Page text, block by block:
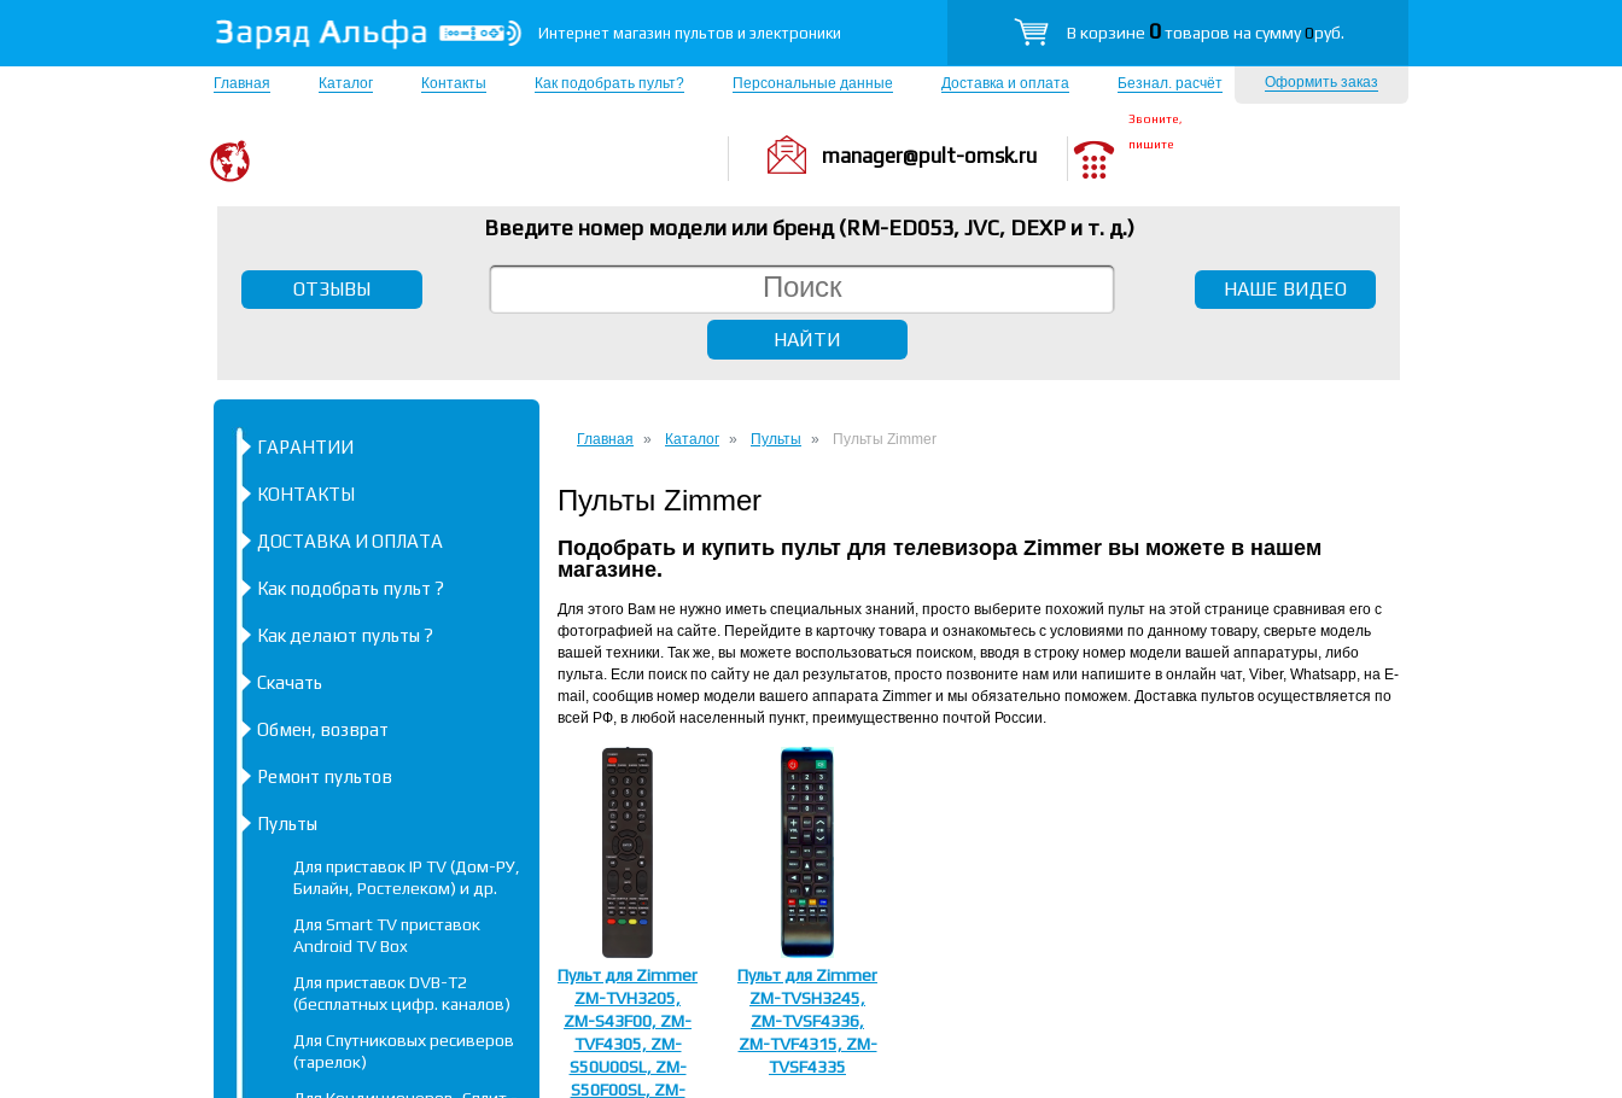
Интернет магазин пультов и электроники В корзине 0товаров на сумму0руб.
Оформить заказ
Главная Каталог Контакты Как подобрать пульт? Персональные данные Доставка и оплата Безнал. расчёт
manager@pult-omsk.ru
Звоните,
пишите
Введите номер модели или бренд (RM-ED053, JVC, DEXP и т. д.)
ОТЗЫВЫ НАШЕ ВИДЕО
Главная Каталог Пульты Пульты Zimmer
Пульты Zimmer
Подобрать и купить пульт для телевизора Zimmer вы можете в нашем
магазине.
Для этого Вам не нужно иметь специальных знаний, просто выберите похожий пульт на этой странице сравнивая его с
фотографией на сайте. Перейдите в карточку товара и ознакомьтесь с условиями по данному товару, сверьте модель
вашей техники. Так же, вы можете воспользоваться поиском, вводя в строку номер модели вашей аппаратуры, либо
пульта. Если поиск по сайту не дал результатов, просто позвоните нам или напишите в онлайн чат, Viber, Whatsapp, на E-
mail, сообщив номер модели вашего аппарата Zimmer и мы обязательно поможем. Доставка пультов осуществляется по
всей РФ, в любой населенный пункт, преимущественно почтой России.
Пульт для Zimmer
ZM-TVH3205,
ZM-S43F00, ZM-
TVF4305, ZM-
S50U00SL, ZM-
S50F00SL, ZM-
Пульт для Zimmer
ZM-TVSH3245,
ZM-TVSF4336,
ZM-TVF4315, ZM-
TVSF4335
ГАРАНТИИ
КОНТАКТЫ
ДОСТАВКА И ОПЛАТА
Как подобрать пульт ?
Как делают пульты ?
Скачать
Обмен, возврат
Ремонт пультов
Пульты
Для приставок IP TV (Дом-РУ,
Билайн, Ростелеком) и др.
Для Smart TV приставок
Android TV Box
Для приставок DVB-T2
(бесплатных цифр. каналов)
Для Спутниковых ресиверов
(тарелок)